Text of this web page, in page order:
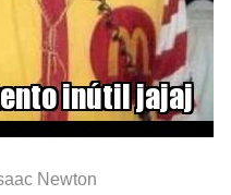
Newton